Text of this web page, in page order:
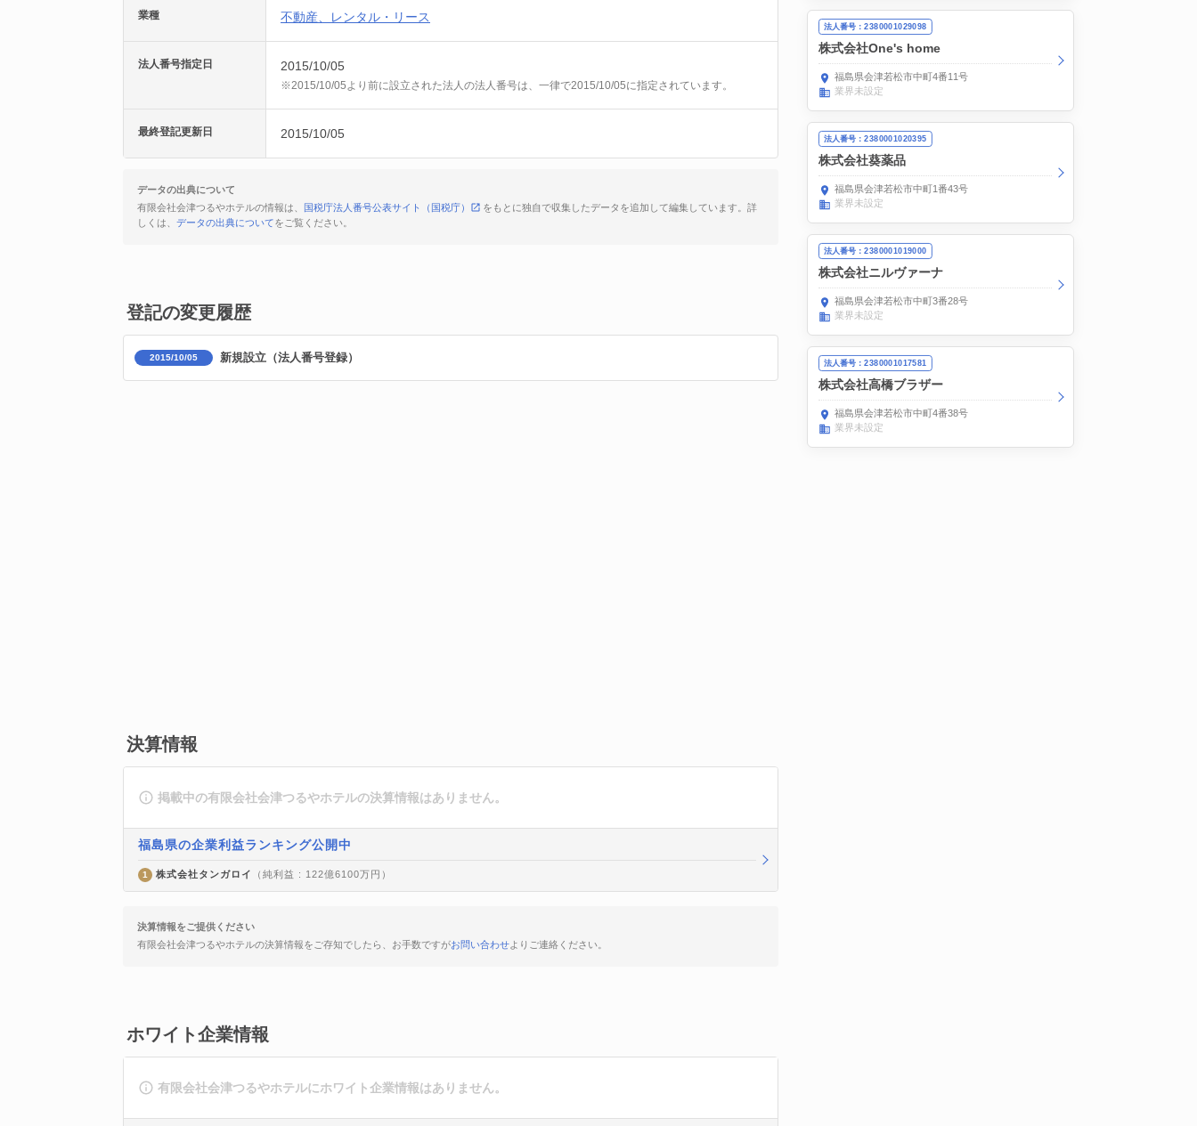
業種 不動産、レンタル・リース
法人番号指定日 2015/10/05
※2015/10/05より前に設立された法人の法人番号は、一律で2015/10/05に指定されています。
最終登記更新日 2015/10/05
データの出典について
有限会社会津つるやホテルの情報は、
国税庁法人番号公表サイト（国税庁）
をもとに独自で収集したデータを追加して編集しています。詳
しくは、 データの出典についてをご覧ください。
登記の変更履歴
2015/10/05 新規設立（法人番号登録）
決算情報
掲載中の有限会社会津つるやホテルの決算情報はありません。
福島県の企業利益ランキング公開中
1 株式会社タンガロイ （純利益 : 122億6100万円）
決算情報をご提供ください
有限会社会津つるやホテルの決算情報をご存知でしたら、お手数ですがお問い合わせよりご連絡ください。
ホワイト企業情報
有限会社会津つるやホテルにホワイト企業情報はありません。
法人番号：2380001029098
株式会社One's home
福島県会津若松市中町4番11号
業界未設定
法人番号：2380001020395
株式会社葵薬品
福島県会津若松市中町1番43号
業界未設定
法人番号：2380001019000
株式会社ニルヴァーナ
福島県会津若松市中町3番28号
業界未設定
法人番号：2380001017581
株式会社高橋ブラザー
福島県会津若松市中町4番38号
業界未設定